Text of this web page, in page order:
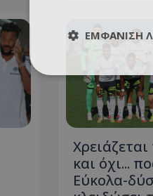
και όχι...
Εύκολα-
ΕΜΦΆΝΙΣΗ